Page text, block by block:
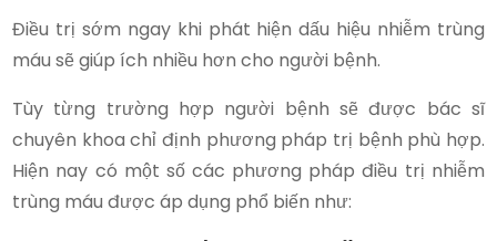
Điều trị sớm ngay khi phát hiện dấu hiệu nhiễm trùng
máu sẽ giúp ích nhiều hơn cho người bệnh.
Tùy từng trường hợp người bệnh sẽ được bác sĩ
chuyên khoa chỉ định phương pháp trị bệnh phù hợp.
Hiện nay có một số các phương pháp điều trị nhiễm
trùng máu được áp dụng phổ biến như: